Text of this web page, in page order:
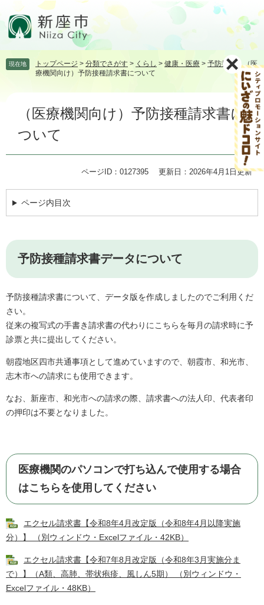
頭飛 現在地 トップページ > 分類でさがす > くらし > 健康・医療 > 予防接種> （医
療機関向け）予防接種請求書について
（医療機関向け）予防接種請求書に
ついて
ページID：0127395 更新日：2026年4月1日更新
ページ内目次
予防接種請求書データについて
予防接種請求書について、データ版を作成しましたのでご利用くだ
さい。
従来の複写式の手書き請求書の代わりにこちらを毎月の請求時に予
診票と共に提出してください。
朝霞地区四市共通事項として進めていますので、朝霞市、和光市、
志木市への請求にも使用できます。
なお、新座市、和光市への請求の際、請求書への法人印、代表者印
の押印は不要となりました。
医療機関のパソコンで打ち込んで使用する場合
はこちらを使用してください
エクセル請求書【令和8年4月改定版（令和8年4月以降実施
分）】 （別ウィンドウ・Excelファイル・42KB）
エクセル請求書【令和7年8月改定版（令和8年3月実施分ま
で）】（A類、高肺、帯状疱疹、風しん5期） （別ウィンドウ・
Excelファイル・48KB）